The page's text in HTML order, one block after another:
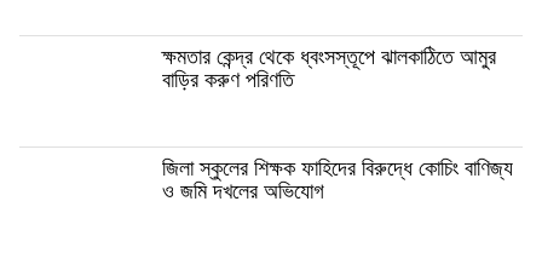
ক্ষমতার কেন্দ্র থেকে ধ্বংসস্তূপে ঝালকাঠিতে আমুর
বাড়ির করুণ পরিণতি
জিলা স্কুলের শিক্ষক ফাহিদের বিরুদ্ধে কোচিং বাণিজ্য
ও জমি দখলের অভিযোগ